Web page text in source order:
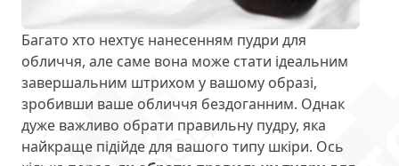
Багато хто нехтує нанесенням пудри для
обличчя, але саме вона може стати ідеальним
завершальним штрихом у вашому образі,
зробивши ваше обличчя бездоганним. Однак
дуже важливо обрати правильну пудру, яка
найкраще підійде для вашого типу шкіри. Ось